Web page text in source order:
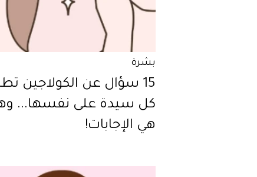
بشرة
15 سؤال عن الكولاجين
كل سيدة على نفسها...
هي الإجابات!